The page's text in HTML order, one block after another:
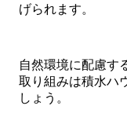
げられます。
自然環境に配慮す
取り組みは積水ハ
しょう。